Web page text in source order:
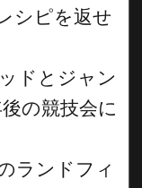
シピを返せ
ドとジャン
の競技会に
ランドフィ